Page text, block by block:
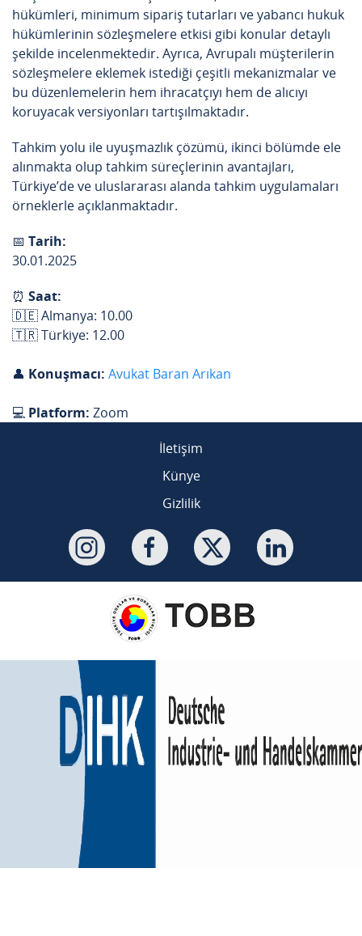
hükümleri, minimum sipariş tutarları ve yabancı hukuk
hükümlerinin sözleşmelere etkisi gibi konular detaylı
şekilde incelenmektedir. Ayrıca, Avrupalı müşterilerin
sözleşmelere eklemek istediği çeşitli mekanizmalar ve
bu düzenlemelerin hem ihracatçıyı hem de alıcıyı
koruyacak versiyonları tartışılmaktadır.
Tahkim yolu ile uyuşmazlık çözümü, ikinci bölümde ele
alınmakta olup tahkim süreçlerinin avantajları,
Türkiye’de ve uluslararası alanda tahkim uygulamaları
örneklerle açıklanmaktadır.
📅 Tarih:
30.01.2025
⏰ Saat:
🇩🇪 Almanya: 10.00
🇹🇷 Türkiye: 12.00
👤 Konuşmacı: Avukat Baran Arıkan
💻 Platform: Zoom
İletişim
Künye
Gizlilik